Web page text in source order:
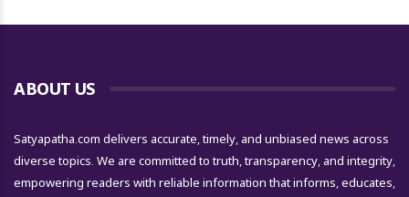
ABOUT US
Satyapatha.com delivers accurate, timely, and unbiased news across
diverse topics. We are committed to truth, transparency, and integrity,
empowering readers with reliable information that informs, educates,